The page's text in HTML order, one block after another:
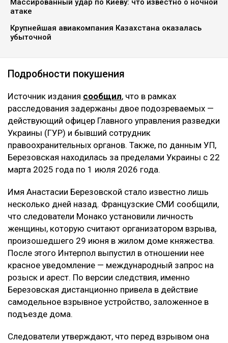
Массированный удар по Киеву: что известно о ночной
атаке
Крупнейшая авиакомпания Казахстана оказалась
убыточной
Подробности покушения
Источник издания сообщил, что в рамках
расследования задержаны двое подозреваемых —
действующий офицер Главного управления разведки
Украины (ГУР) и бывший сотрудник
правоохранительных органов. Также, по данным УП,
Березовская находилась за пределами Украины с 22
марта 2025 года по 1 июля 2026 года.
Имя Анастасии Березовской стало известно лишь
несколько дней назад. Французские СМИ сообщили,
что следователи Монако установили личность
женщины, которую считают организатором взрыва,
произошедшего 29 июня в жилом доме княжества.
После этого Интерпол выпустил в отношении нее
красное уведомление — международный запрос на
розыск и арест. По версии следствия, именно
Березовская дистанционно привела в действие
самодельное взрывное устройство, заложенное в
подъезде дома.
Следователи утверждают, что перед взрывом она